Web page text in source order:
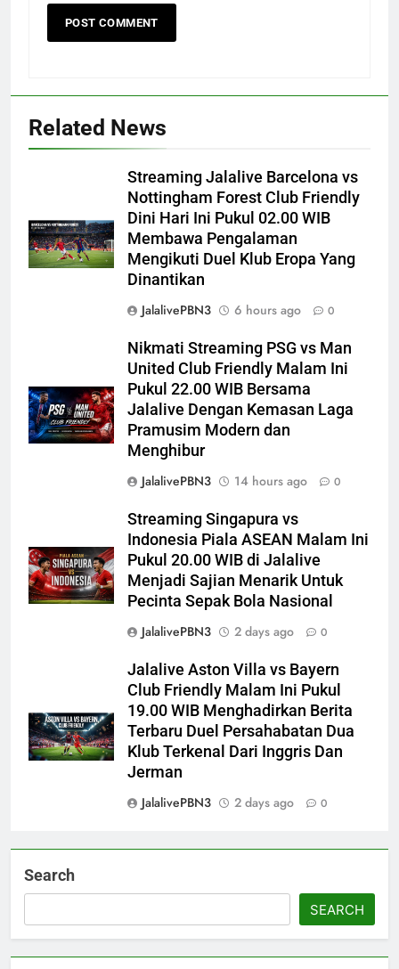
Related News
Streaming Jalalive Barcelona vs
Nottingham Forest Club Friendly
Dini Hari Ini Pukul 02.00 WIB
Membawa Pengalaman
Mengikuti Duel Klub Eropa Yang
Dinantikan
JalalivePBN3
6 hours ago 0
Nikmati Streaming PSG vs Man
United Club Friendly Malam Ini
Pukul 22.00 WIB Bersama
Jalalive Dengan Kemasan Laga
Pramusim Modern dan
Menghibur
JalalivePBN3
14 hours ago 0
Streaming Singapura vs
Indonesia Piala ASEAN Malam Ini
Pukul 20.00 WIB di Jalalive
Menjadi Sajian Menarik Untuk
Pecinta Sepak Bola Nasional
JalalivePBN3
2 days ago 0
Jalalive Aston Villa vs Bayern
Club Friendly Malam Ini Pukul
19.00 WIB Menghadirkan Berita
Terbaru Duel Persahabatan Dua
Klub Terkenal Dari Inggris Dan
Jerman
JalalivePBN3
2 days ago 0
Search
SEARCH